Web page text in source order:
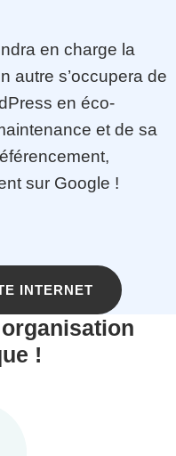
en charge la
autre s’occupera de
en éco-
et de sa
sur Google !
INTERNET
!